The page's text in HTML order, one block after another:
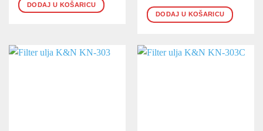
DODAJ U KOŠARICU
DODAJ U KOŠARICU